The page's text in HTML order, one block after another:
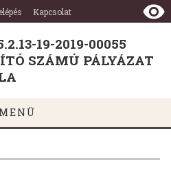
Kapcsolat
19-2019-00055
SZÁMÚ PÁLYÁZAT
MENÜ